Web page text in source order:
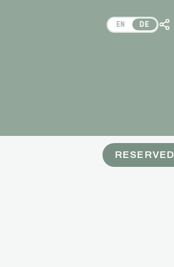
EN DE
RESERVED